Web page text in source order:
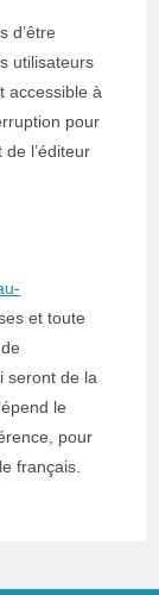
d’être
utilisateurs
accessible à
pour
l’éditeur
et toute
seront de la
le
pour
français.